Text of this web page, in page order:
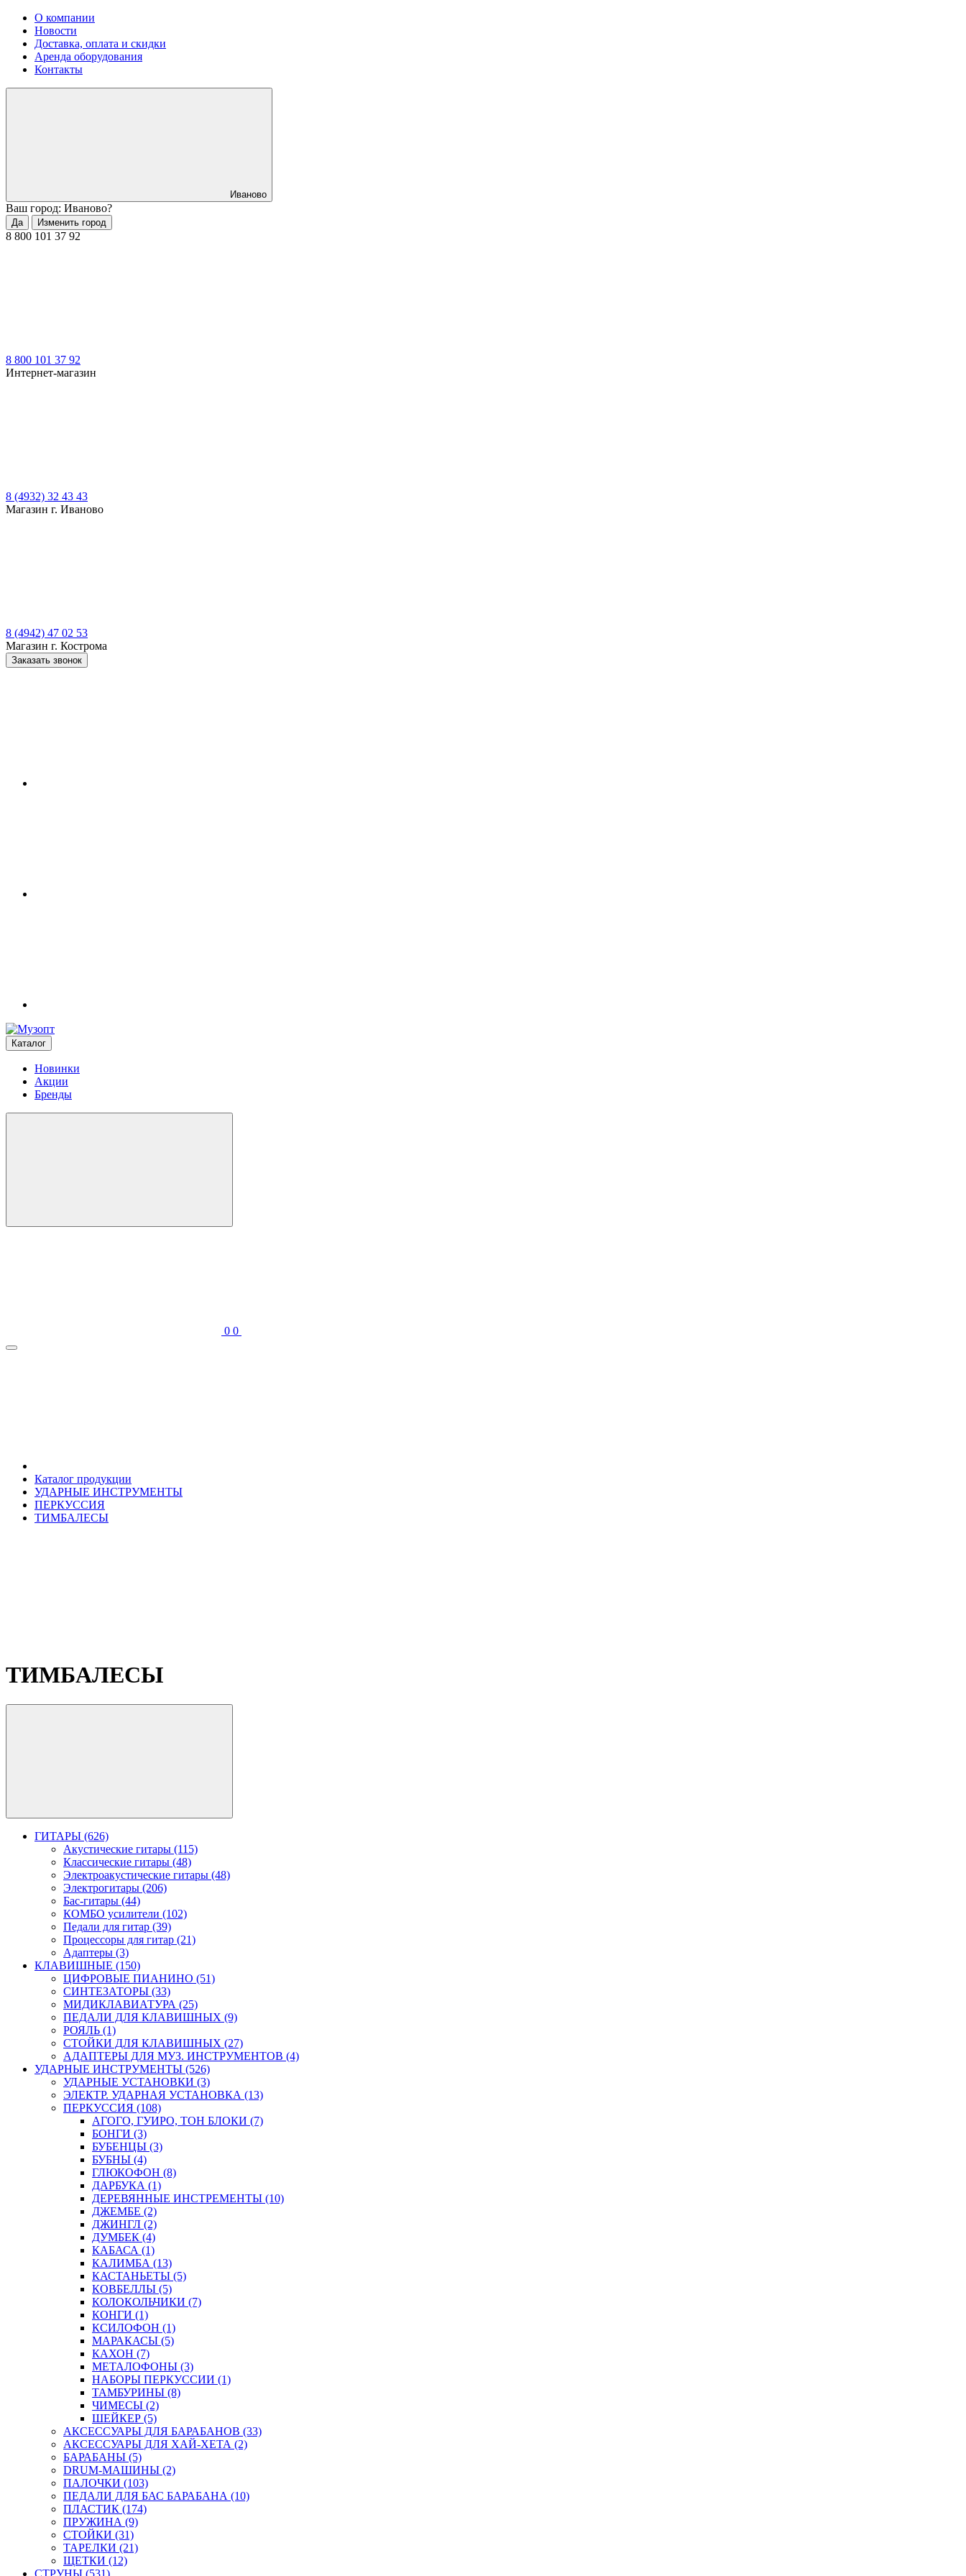
О компании
Новости
Доставка, оплата и скидки
Аренда оборудования
Контакты
Иваново
Ваш город: Иваново?
Да Изменить город
8 800 101 37 92
8 800 101 37 92
Интернет-магазин
8 (4932) 32 43 43
Магазин г. Иваново
8 (4942) 47 02 53
Магазин г. Кострома
Заказать звонок
Каталог
Новинки
Акции
Бренды
0 0
Каталог продукции
УДАРНЫЕ ИНСТРУМЕНТЫ
ПЕРКУССИЯ
ТИМБАЛЕСЫ
ТИМБАЛЕСЫ
ГИТАРЫ (626)
Акустические гитары (115)
Классические гитары (48)
Электроакустические гитары (48)
Электрогитары (206)
Бас-гитары (44)
КОМБО усилители (102)
Педали для гитар (39)
Процессоры для гитар (21)
Адаптеры (3)
КЛАВИШНЫЕ (150)
ЦИФРОВЫЕ ПИАНИНО (51)
СИНТЕЗАТОРЫ (33)
МИДИКЛАВИАТУРА (25)
ПЕДАЛИ ДЛЯ КЛАВИШНЫХ (9)
РОЯЛЬ (1)
СТОЙКИ ДЛЯ КЛАВИШНЫХ (27)
АДАПТЕРЫ ДЛЯ МУЗ. ИНСТРУМЕНТОВ (4)
УДАРНЫЕ ИНСТРУМЕНТЫ (526)
УДАРНЫЕ УСТАНОВКИ (3)
ЭЛЕКТР. УДАРНАЯ УСТАНОВКА (13)
ПЕРКУССИЯ (108)
АГОГО, ГУИРО, ТОН БЛОКИ (7)
БОНГИ (3)
БУБЕНЦЫ (3)
БУБНЫ (4)
ГЛЮКОФОН (8)
ДАРБУКА (1)
ДЕРЕВЯННЫЕ ИНСТРЕМЕНТЫ (10)
ДЖЕМБЕ (2)
ДЖИНГЛ (2)
ДУМБЕК (4)
КАБАСА (1)
КАЛИМБА (13)
КАСТАНЬЕТЫ (5)
КОВБЕЛЛЫ (5)
КОЛОКОЛЬЧИКИ (7)
КОНГИ (1)
КСИЛОФОН (1)
МАРАКАСЫ (5)
КАХОН (7)
МЕТАЛОФОНЫ (3)
НАБОРЫ ПЕРКУССИИ (1)
ТАМБУРИНЫ (8)
ЧИМЕСЫ (2)
ШЕЙКЕР (5)
АКСЕССУАРЫ ДЛЯ БАРАБАНОВ (33)
АКСЕССУАРЫ ДЛЯ ХАЙ-ХЕТА (2)
БАРАБАНЫ (5)
DRUM-МАШИНЫ (2)
ПАЛОЧКИ (103)
ПЕДАЛИ ДЛЯ БАС БАРАБАНА (10)
ПЛАСТИК (174)
ПРУЖИНА (9)
СТОЙКИ (31)
ТАРЕЛКИ (21)
ЩЕТКИ (12)
СТРУНЫ (531)